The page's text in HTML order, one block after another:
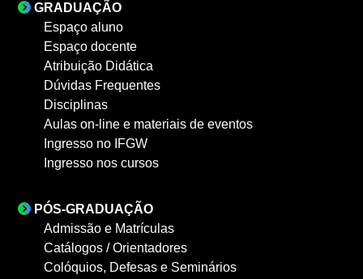
GRADUAÇÃO
Espaço aluno
Espaço docente
Atribuição Didática
Dúvidas Frequentes
Disciplinas
Aulas on-line e materiais de eventos
Ingresso no IFGW
Ingresso nos cursos
PÓS-GRADUAÇÃO
Admissão e Matrículas
Catálogos / Orientadores
Colóquios, Defesas e Seminários